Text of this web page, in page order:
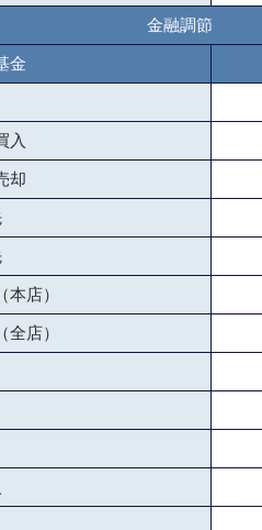
金融調節
金
入
却
店）
店）